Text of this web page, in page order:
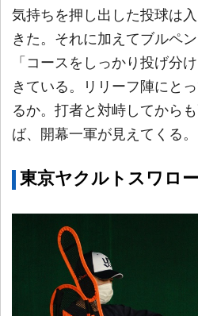
気持ちを押し出した投球は
きた。それに加えてブルペ
「コースをしっかり投げ分
きている。リリーフ陣にと
るか。打者と対峙してから
ば、開幕一軍が見えてくる。
東京ヤクルトスワロ